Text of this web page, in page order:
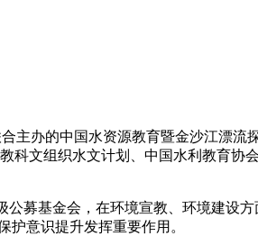
主办的中国水资源教育暨金沙江漂
文组织水文计划、中国水利教育协
募基金会，在环境宣教、环境建设
护意识提升发挥重要作用。